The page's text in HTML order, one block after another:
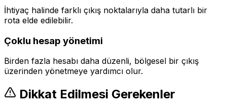
İhtiyaç halinde farklı çıkış noktalarıyla daha tutarlı bir
rota elde edilebilir.
Çoklu hesap yönetimi
Birden fazla hesabı daha düzenli, bölgesel bir çıkış
üzerinden yönetmeye yardımcı olur.
Dikkat Edilmesi Gerekenler